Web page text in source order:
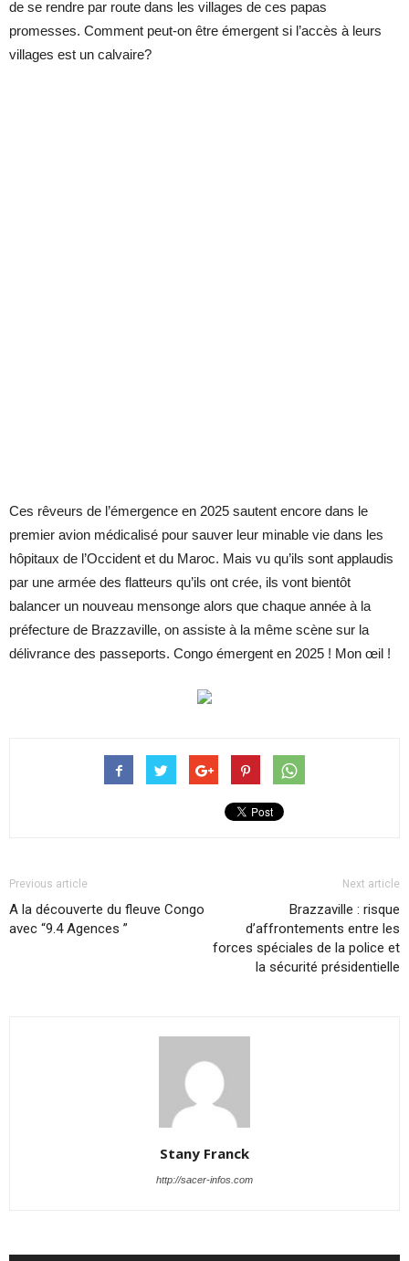
de se rendre par route dans les villages de ces papas
promesses. Comment peut-on être émergent si l’accès à leurs
villages est un calvaire?
Ces rêveurs de l’émergence en 2025 sautent encore dans le
premier avion médicalisé pour sauver leur minable vie dans les
hôpitaux de l’Occident et du Maroc. Mais vu qu’ils sont applaudis
par une armée des flatteurs qu’ils ont crée, ils vont bientôt
balancer un nouveau mensonge alors que chaque année à la
préfecture de Brazzaville, on assiste à la même scène sur la
délivrance des passeports. Congo émergent en 2025 ! Mon œil !
Previous article
A la découverte du fleuve Congo
avec “9.4 Agences ”
Next article
Brazzaville : risque
d’affrontements entre les
forces spéciales de la police et
la sécurité présidentielle
Stany Franck
http://sacer-infos.com